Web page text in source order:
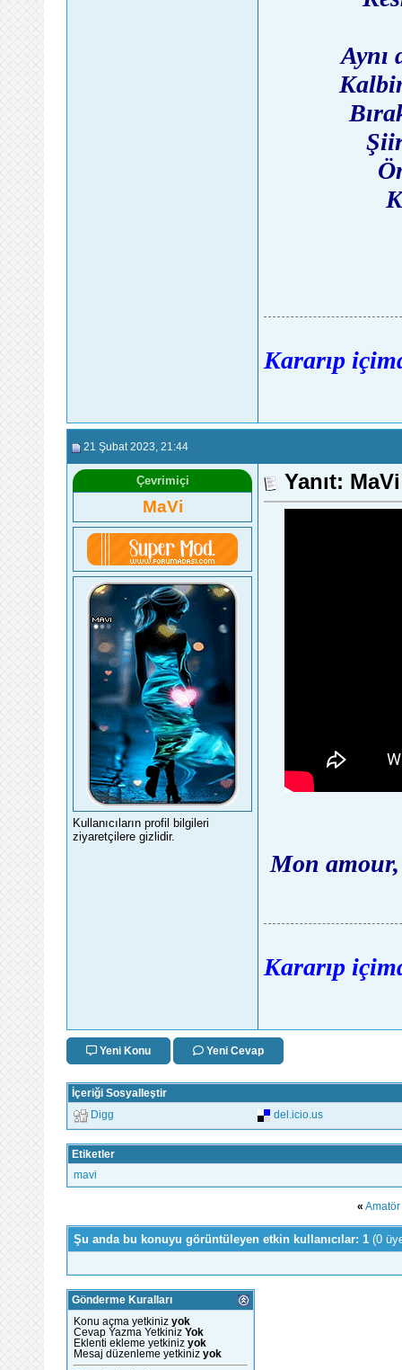
Aynı
Kararıp
21 Şubat 2023 , 21:44
Çevrimiçi
MaVi
Kullanıcıların profil bilgileri
ziyaretçilere gizlidir.
Yanıt:
Mon
Kararıp
Yeni Konu Yeni Cevap
İçeriği Sosyalleştir
Digg del.icio.us
Etiketler
mavi
« Amatör
Şu anda bu konuyu görüntüleyen etkin kullanıcılar: 1 (0
Gönderme Kuralları
Konu açma yetkiniz yok
Cevap Yazma Yetkiniz Yok
Eklenti ekleme yetkiniz yok
Mesaj düzenleme yetkiniz yok